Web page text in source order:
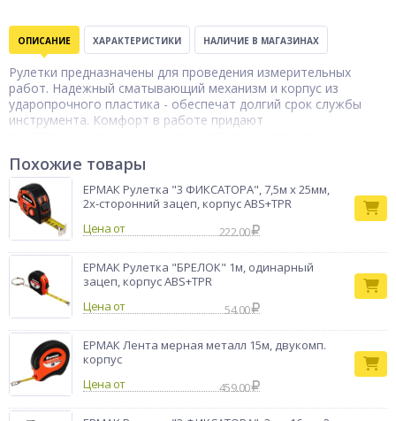
ОПИСАНИЕ ХАРАКТЕРИСТИКИ НАЛИЧИЕ В МАГАЗИНАХ
Рулетки предназначены для проведения измерительных
работ. Надежный сматывающий механизм и корпус из
ударопрочного пластика - обеспечат долгий срок службы
инструмента. Комфорт в работе придают
в быту и строительстве!
Тип товара
Рулетка
Бренд
РОКОТ
Похожие товары
ЕРМАК Рулетка "3 ФИКСАТОРА", 7,5м х 25мм,
2х-сторонний зацеп, корпус ABS+TPR
Цена от
222.00
ЕРМАК Рулетка "БРЕЛОК" 1м, одинарный
зацеп, корпус ABS+TPR
Цена от
54.00
ЕРМАК Лента мерная металл 15м, двукомп.
корпус
Цена от
459.00